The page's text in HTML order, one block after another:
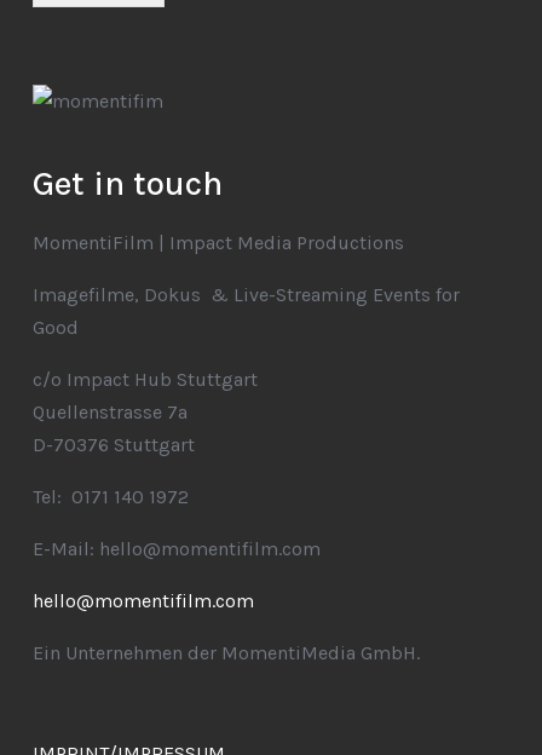
Get in touch
MomentiFilm | Impact Media Productions
Imagefilme, Dokus & Live-Streaming Events for
Good
c/o Impact Hub Stuttgart
Quellenstrasse 7a
D-70376 Stuttgart
Tel: 0171 140 1972
E-Mail: hello@momentifilm.com
hello@momentifilm.com
Ein Unternehmen der MomentiMedia GmbH.